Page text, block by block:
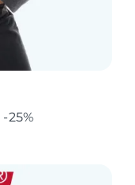
-25%